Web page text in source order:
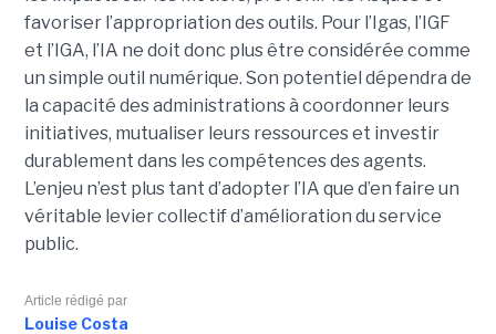
favoriser l’appropriation des outils. Pour l’Igas, l’IGF
et l’IGA, l’IA ne doit donc plus être considérée comme
un simple outil numérique. Son potentiel dépendra de
la capacité des administrations à coordonner leurs
initiatives, mutualiser leurs ressources et investir
durablement dans les compétences des agents.
L’enjeu n’est plus tant d’adopter l’IA que d’en faire un
véritable levier collectif d’amélioration du service
public.
Article rédigé par
Louise Costa